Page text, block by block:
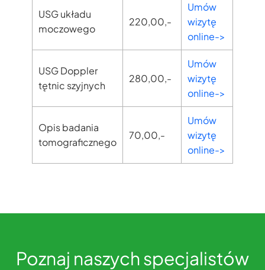
USG układu
moczowego
220,00,-
Umów
wizytę
online->
USG Doppler
tętnic szyjnych
280,00,-
Umów
wizytę
online->
Opis badania
tomograficznego
70,00,-
Umów
wizytę
online->
Poznaj naszych specjalistów